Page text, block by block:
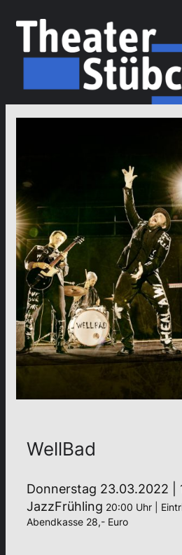
WellBad
Donnerstag 23.03.2022 |
JazzFrühling 20:00 Uhr |
Abendkasse 28,- Euro